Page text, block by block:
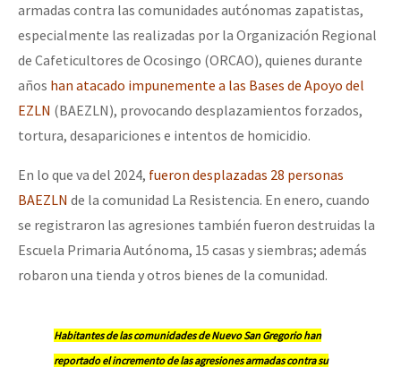
armadas contra las comunidades autónomas zapatistas,
especialmente las realizadas por la Organización Regional
de Cafeticultores de Ocosingo (ORCAO), quienes durante
años han atacado impunemente a las Bases de Apoyo del
EZLN (BAEZLN), provocando desplazamientos forzados,
tortura, desapariciones e intentos de homicidio.
En lo que va del 2024, fueron desplazadas 28 personas
BAEZLN de la comunidad La Resistencia. En enero, cuando
se registraron las agresiones también fueron destruidas la
Escuela Primaria Autónoma, 15 casas y siembras; además
robaron una tienda y otros bienes de la comunidad.
Habitantes de las comunidades de Nuevo San Gregorio han
reportado el incremento de las agresiones armadas contra su